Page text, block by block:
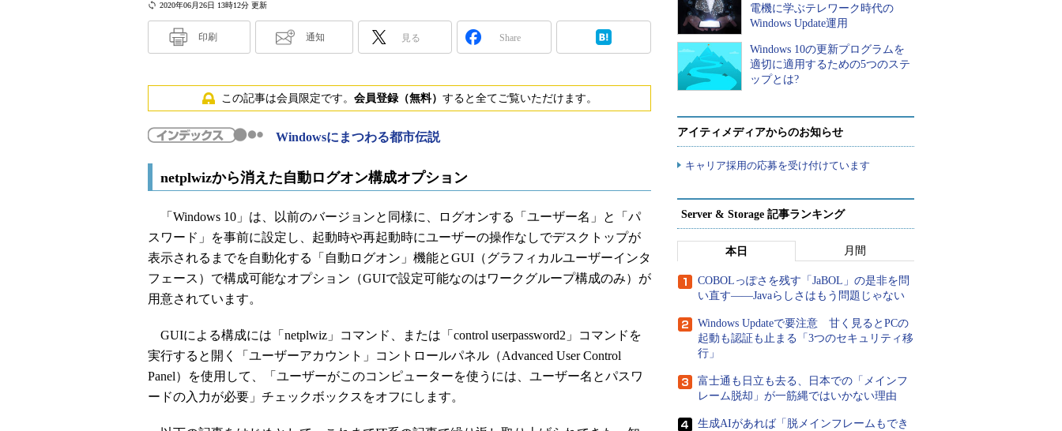
2020年06月26日 13時12分 更新
印刷 通知 見る Share
この記事は会員限定です。 会員登録（無料） すると全てご覧いただけます。
Windowsにまつわる都市伝説
netplwizから消えた自動ログオン構成オプション
「Windows 10」は、以前のバージョンと同様に、ログオンする「ユーザー名」と「パ
スワード」を事前に設定し、起動時や再起動時にユーザーの操作なしでデスクトップが
表示されるまでを自動化する「自動ログオン」機能とGUI（グラフィカルユーザーインタ
フェース）で構成可能なオプション（GUIで設定可能なのはワークグループ構成のみ）が
用意されています。
GUIによる構成には「netplwiz」コマンド、または「control userpassword2」コマンドを
実行すると開く「ユーザーアカウント」コントロールパネル（Advanced User Control
Panel）を使用して、「ユーザーがこのコンピューターを使うには、ユーザー名とパスワ
ードの入力が必要」チェックボックスをオフにします。
電機に学ぶテレワーク時代の
Windows Update運用
Windows 10の更新プログラムを
適切に適用するための5つのステ
ップとは?
アイティメディアからのお知らせ
キャリア採用の応募を受け付けています
Server & Storage 記事ランキング
本日 月間
COBOLっぽさを残す「JaBOL」の是非を問
い直す――Javaらしさはもう問題じゃない
Windows Updateで要注意 甘く見るとPCの
起動も認証も止まる「3つのセキュリティ移
行」
富士通も日立も去る、日本での「メインフ
レーム脱却」が一筋縄ではいかない理由
生成AIがあれば「脱メインフレームもでき